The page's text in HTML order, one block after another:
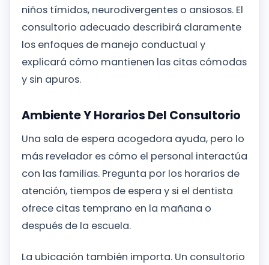
niños tímidos, neurodivergentes o ansiosos. El
consultorio adecuado describirá claramente
los enfoques de manejo conductual y
explicará cómo mantienen las citas cómodas
y sin apuros.
Ambiente Y Horarios Del Consultorio
Una sala de espera acogedora ayuda, pero lo
más revelador es cómo el personal interactúa
con las familias. Pregunta por los horarios de
atención, tiempos de espera y si el dentista
ofrece citas temprano en la mañana o
después de la escuela.
La ubicación también importa. Un consultorio